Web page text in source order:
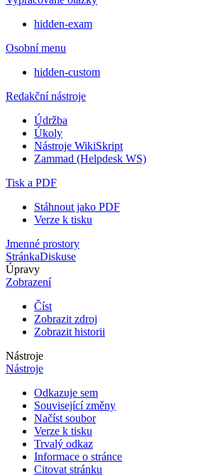
hidden-exam
Osobní menu
hidden-custom
Redakční nástroje
Údržba
Úkoly
Nástroje WikiSkript
Zammad (Helpdesk WS)
Tisk a PDF
Stáhnout jako PDF
Verze k tisku
Jmenné prostory
StránkaDiskuse
Úpravy
Zobrazení
Číst
Zobrazit zdroj
Zobrazit historii
Nástroje
Nástroje
Odkazuje sem
Související změny
Načíst soubor
Verze k tisku
Trvalý odkaz
Informace o stránce
Citovat stránku